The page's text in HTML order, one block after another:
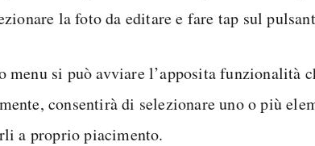
la foto da editare e fare tap sul
menu si può avviare l’apposita funzionalità
consentirà di selezionare uno o più
a proprio piacimento.